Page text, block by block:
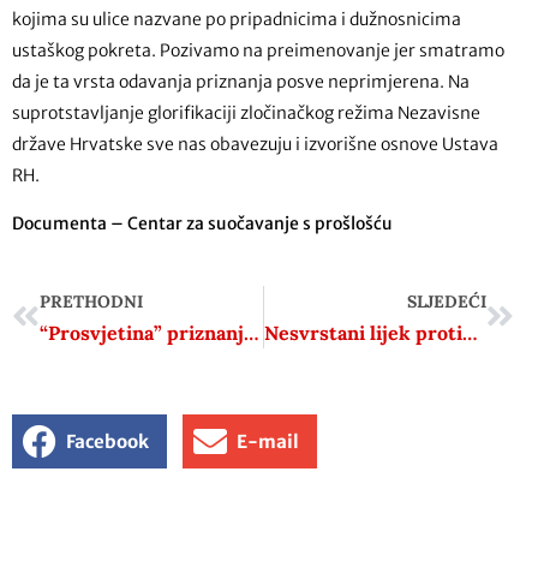
kojima su ulice nazvane po pripadnicima i dužnosnicima
ustaškog pokreta. Pozivamo na preimenovanje jer smatramo
da je ta vrsta odavanja priznanja posve neprimjerena. Na
suprotstavljanje glorifikaciji zločinačkog režima Nezavisne
države Hrvatske sve nas obavezuju i izvorišne osnove Ustava
RH.
Documenta – Centar za suočavanje s prošlošću
PRETHODNI
“Prosvjetina” priznanja u pravim rukama
SLJEDEĆI
Nesvrstani lijek protiv globalne nesreće
Facebook E-mail